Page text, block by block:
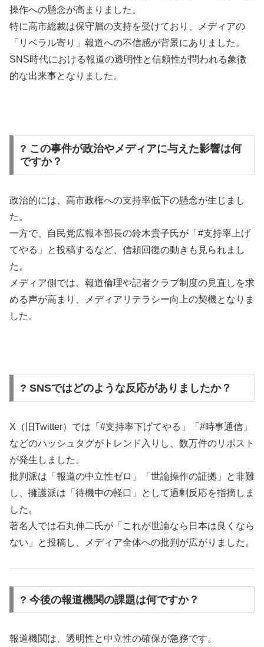
操作への懸念が高まりました。
特に高市総裁は保守層の支持を受けており、メディアの
「リベラル寄り」報道への不信感が背景にありました。
SNS時代における報道の透明性と信頼性が問われる象徴
的な出来事となりました。
? この事件が政治やメディアに与えた影響は何
ですか？
政治的には、高市政権への支持率低下の懸念が生じまし
た。
一方で、自民党広報本部長の鈴木貴子氏が「#支持率上げ
てやる」と投稿するなど、信頼回復の動きも見られまし
た。
メディア側では、報道倫理や記者クラブ制度の見直しを求
める声が高まり、メディアリテラシー向上の契機となりま
した。
? SNSではどのような反応がありましたか？
X（旧Twitter）では「#支持率下げてやる」「#時事通信」
などのハッシュタグがトレンド入りし、数万件のリポスト
が発生しました。
批判派は「報道の中立性ゼロ」「世論操作の証拠」と非難
し、擁護派は「待機中の軽口」として過剰反応を指摘しま
した。
著名人では石丸伸二氏が「これが世論なら日本は良くなら
ない」と投稿し、メディア全体への批判が広がりました。
? 今後の報道機関の課題は何ですか？
報道機関は、透明性と中立性の確保が急務です。